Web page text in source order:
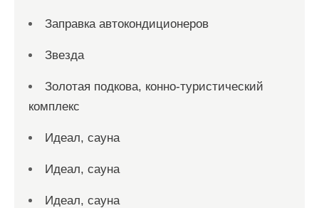
Заправка автокондиционеров
Звезда
Золотая подкова, конно-туристический
комплекс
Идеал, сауна
Идеал, сауна
Идеал, сауна